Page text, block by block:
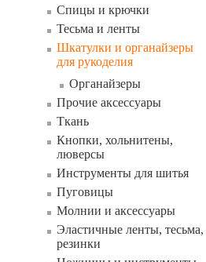
Спицы и крючки
Тесьма и ленты
Шкатулки и органайзеры
для рукоделия
Органайзеры
Прочие аксессуары
Ткань
Кнопки, хольнитены,
люверсы
Инструменты для шитья
Пуговицы
Молнии и аксессуары
Эластичные ленты, тесьма,
резинки